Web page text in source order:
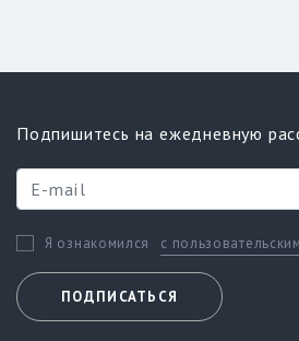
Подпишитесь на ежедневную
Я ознакомился с
ПОДПИСАТЬСЯ